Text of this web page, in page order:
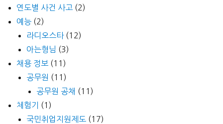
연도별 사건 사고 (2)
예능 (2)
라디오스타(12)
아는형님 (3)
채용 정보 (11)
공무원 (11)
공무원 공채 (11)
체험기
(1)
국민취업지원제도 (17)